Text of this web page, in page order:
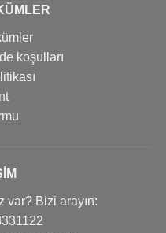
koşulları
var? Bizi arayın: